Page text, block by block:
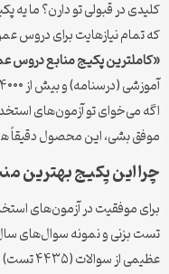
کلیدی در قبولی تو دارن؟ ما یه
که تمام نیازهایت برای دروس
«کاملترین پکیج منابع دروس
اگه می‌خوای تو آزمون‌های
موفق بشی، این محصول دقیقاً
چرا این پکیج بهترین
برای موفقیت در آزمون‌های
تست بزنی و نمونه سوال‌های
عظیمی